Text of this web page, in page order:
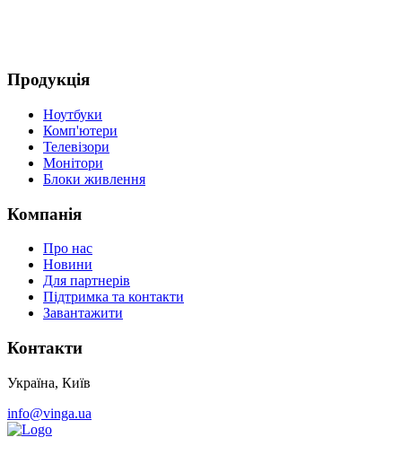
Продукція
Ноутбуки
Комп'ютери
Телевізори
Монітори
Блоки живлення
Компанія
Про нас
Новини
Для партнерів
Підтримка та контакти
Завантажити
Контакти
Україна, Київ
info@vinga.ua